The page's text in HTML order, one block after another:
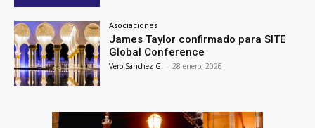
Asociaciones
James Taylor confirmado para SITE
Global Conference
Vero Sánchez G. - 28 enero, 2026